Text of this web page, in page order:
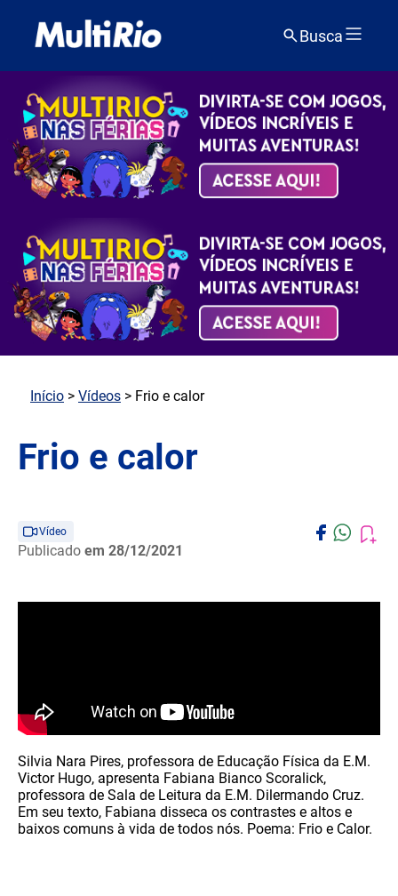
Busca
Início > Vídeos > Frio e calor
Frio e calor
Vídeo
Publicado em 28/12/2021
Silvia Nara Pires, professora de Educação Física da E.M.
Victor Hugo, apresenta Fabiana Bianco Scoralick,
professora de Sala de Leitura da E.M. Dilermando Cruz.
Em seu texto, Fabiana disseca os contrastes e altos e
baixos comuns à vida de todos nós. Poema: Frio e Calor.